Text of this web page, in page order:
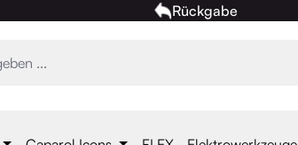
Rückgabe